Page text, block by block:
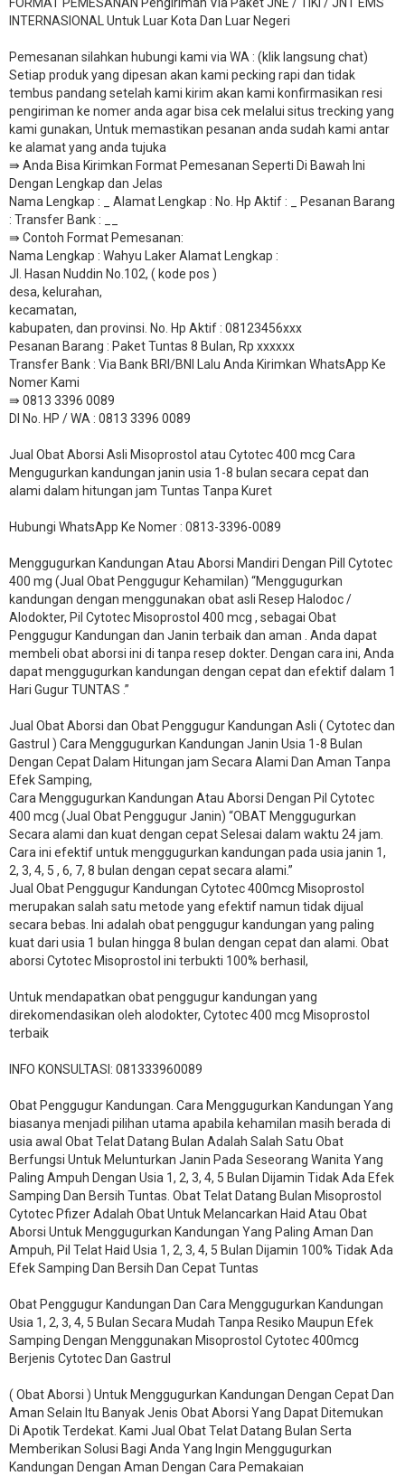
INTERNASIONAL Untuk Luar Kota Dan Luar Negeri
Pemesanan silahkan hubungi kami via WA : (klik langsung chat)
Setiap produk yang dipesan akan kami pecking rapi dan tidak
tembus pandang setelah kami kirim akan kami konfirmasikan resi
pengiriman ke nomer anda agar bisa cek melalui situs trecking yang
kami gunakan, Untuk memastikan pesanan anda sudah kami antar
ke alamat yang anda tujuka
⇛ Anda Bisa Kirimkan Format Pemesanan Seperti Di Bawah Ini
Dengan Lengkap dan Jelas
Nama Lengkap : _ Alamat Lengkap : No. Hp Aktif : _ Pesanan Barang
: Transfer Bank : __
​⇛ Contoh Format Pemesanan:
Nama Lengkap : Wahyu Laker Alamat Lengkap :
Jl. Hasan Nuddin No.102, ( kode pos )
desa, kelurahan,
kecamatan,
kabupaten, dan provinsi. No. Hp Aktif : 08123456xxx
Pesanan Barang : Paket Tuntas 8 Bulan, Rp xxxxxx
​Transfer Bank : Via Bank BRI/BNI Lalu Anda Kirimkan WhatsApp Ke
Nomer Kami
⇛ 0813 3396 0089
DI No. HP / WA : 0813 3396 0089
Jual Obat Aborsi Asli Misoprostol atau Cytotec 400 mcg Cara
Mengugurkan kandungan janin usia 1-8 bulan secara cepat dan
alami dalam hitungan jam Tuntas Tanpa Kuret
Hubungi WhatsApp Ke Nomer : 0813-3396-0089​
Menggugurkan Kandungan Atau Aborsi Mandiri Dengan Pill Cytotec
400 mg (Jual Obat Penggugur Kehamilan) “Menggugurkan
kandungan dengan menggunakan obat asli Resep Halodoc /
Alodokter, Pil Cytotec Misoprostol 400 mcg , sebagai Obat
Penggugur Kandungan dan Janin terbaik dan aman . Anda dapat
membeli obat aborsi ini di tanpa resep dokter. Dengan cara ini, Anda
dapat menggugurkan kandungan dengan cepat dan efektif dalam 1
Hari Gugur TUNTAS .”
Jual Obat Aborsi dan Obat Penggugur Kandungan Asli ( Cytotec dan
Gastrul ) Cara Menggugurkan Kandungan Janin Usia 1-8 Bulan
Dengan Cepat Dalam Hitungan jam Secara Alami Dan Aman Tanpa
Efek Samping,
Cara Menggugurkan Kandungan Atau Aborsi Dengan Pil Cytotec
400 mcg (Jual Obat Penggugur Janin) “OBAT Menggugurkan
Secara alami dan kuat dengan cepat Selesai dalam waktu 24 jam.
Cara ini efektif untuk menggugurkan kandungan pada usia janin 1,
2, 3, 4, 5 , 6, 7, 8 bulan dengan cepat secara alami.”
Jual Obat Penggugur Kandungan Cytotec 400mcg Misoprostol
merupakan salah satu metode yang efektif namun tidak dijual
secara bebas. Ini adalah obat penggugur kandungan yang paling
kuat dari usia 1 bulan hingga 8 bulan dengan cepat dan alami. Obat
aborsi Cytotec Misoprostol ini terbukti 100% berhasil,
Untuk mendapatkan obat penggugur kandungan yang
direkomendasikan oleh alodokter, Cytotec 400 mcg Misoprostol
terbaik
INFO KONSULTASI: 081333960089
​Obat Penggugur Kandungan. Cara Menggugurkan Kandungan Yang
biasanya menjadi pilihan utama apabila kehamilan masih berada di
usia awal Obat Telat Datang Bulan Adalah Salah Satu Obat
Berfungsi Untuk Melunturkan Janin Pada Seseorang Wanita Yang
Paling Ampuh Dengan Usia 1, 2, 3, 4, 5 Bulan Dijamin Tidak Ada Efek
Samping Dan Bersih Tuntas. Obat Telat Datang Bulan Misoprostol
Cytotec Pfizer Adalah Obat Untuk Melancarkan Haid Atau Obat
Aborsi Untuk Menggugurkan Kandungan Yang Paling Aman Dan
Ampuh, Pil Telat Haid Usia 1, 2, 3, 4, 5 Bulan Dijamin 100% Tidak Ada
Efek Samping Dan Bersih Dan Cepat Tuntas
Obat Penggugur Kandungan Dan Cara Menggugurkan Kandungan
Usia 1, 2, 3, 4, 5 Bulan Secara Mudah Tanpa Resiko Maupun Efek
Samping Dengan Menggunakan Misoprostol Cytotec 400mcg
Berjenis Cytotec Dan Gastrul
( Obat Aborsi ) Untuk Menggugurkan Kandungan Dengan Cepat Dan
Aman Selain Itu Banyak Jenis Obat Aborsi Yang Dapat Ditemukan
Di Apotik Terdekat. Kami Jual Obat Telat Datang Bulan Serta
Memberikan Solusi Bagi Anda Yang Ingin Menggugurkan
Kandungan Dengan Aman Dengan Cara Pemakaian